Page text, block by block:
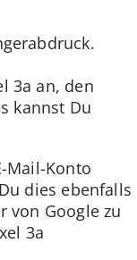
3a an, den
kannst Du
Mail-Konto
dies ebenfalls
von Google zu
3a